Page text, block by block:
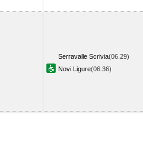
Serravalle Scrivia(06.29)
Novi Ligure(06.36)